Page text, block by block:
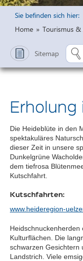
Sie befinden sich hier:
Home » Tourismus &
Sitemap
Erholung
Die Heideblüte in den
spektakuläres
dieser Zeit in unsere
Dunkelgrüne
dem tiefrosa
Kutschfahrt.
Kutschfahrten:
www.heideregion-
Kulturflächen. Die
schwarzen Gesichtern
Landstrich. Viele